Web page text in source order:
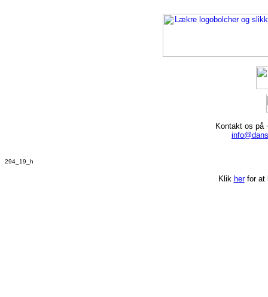
Kontakt os på
294_19_h
Klik herfor at